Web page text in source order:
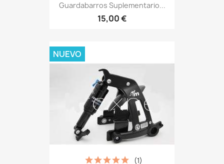
Guardabarros Suplementario...
15,00 €
(1)
NUEVO